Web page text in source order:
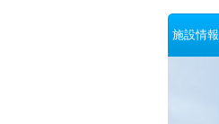
施設情報